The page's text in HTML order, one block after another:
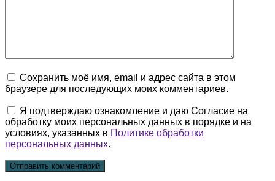
Сохранить моё имя, email и адрес сайта в этом
браузере для последующих моих комментариев.
Я подтверждаю ознакомление и даю Согласие на
обработку моих персональных данных в порядке и на
условиях, указанных в Политике обработки
персональных данных.